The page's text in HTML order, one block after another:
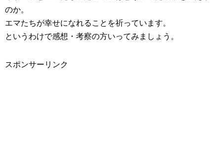
のか。
エマたちが幸せになれることを祈っています。
というわけで感想・考察の方いってみましょう。
スポンサーリンク